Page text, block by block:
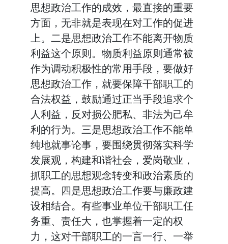
思想政治工作的成效，最直接的重要
方面，无非就是表现在对工作的促进
上。二是思想政治工作不能离开物质
利益这个原则。物质利益原则通常被
作为调动积极性的常用手段，要做好
思想政治工作，就要保障干部职工的
合法权益，鼓励通过正当手段追求个
人利益，反对损公肥私、非法为己牟
利的行为。三是思想政治工作不能单
纯地就事论事，要围绕贯彻落实科学
发展观，构建和谐社会，爱岗敬业，
抓职工的思想观念转变和政治素质的
提高。四是思想政治工作要与廉政建
设相结合。有些事业单位干部职工任
务重、责任大，也掌握着一定的权
力，这对干部职工的一言一行、一举